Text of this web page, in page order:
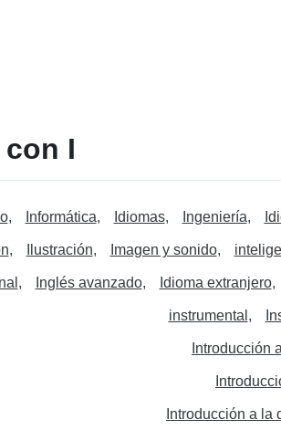
I
Informática Idiomas Ingeniería
Ilustración Imagen y sonido
Inglés avanzado Idioma extranjero
instrumental
Introducción
Introducción a la